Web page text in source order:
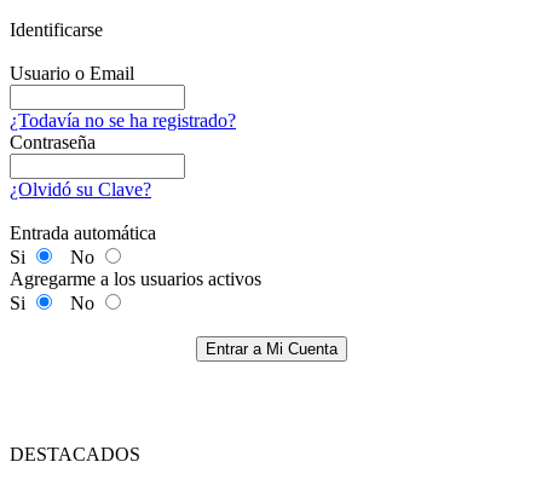
Identificarse
Usuario o Email
¿Todavía no se ha registrado?
Contraseña
¿Olvidó su Clave?
Entrada automática
Si
No
Agregarme a los usuarios activos
Si
No
Entrar a Mi Cuenta
DESTACADOS